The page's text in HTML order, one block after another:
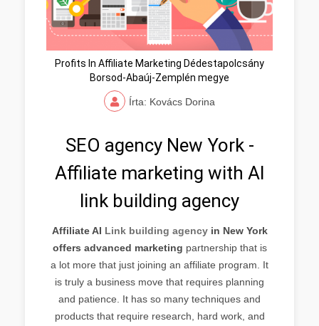
Profits In Affiliate Marketing Dédestapolcsány
Borsod-Abaúj-Zemplén megye
Írta: Kovács Dorina
SEO agency New York -
Affiliate marketing with AI
link building agency
Affiliate AI Link building agencyin New York
offers advanced marketing partnership that is
a lot more that just joining an affiliate program. It
is truly a business move that requires planning
and patience. It has so many techniques and
products that require research, hard work, and